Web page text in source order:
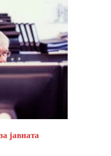
јавната